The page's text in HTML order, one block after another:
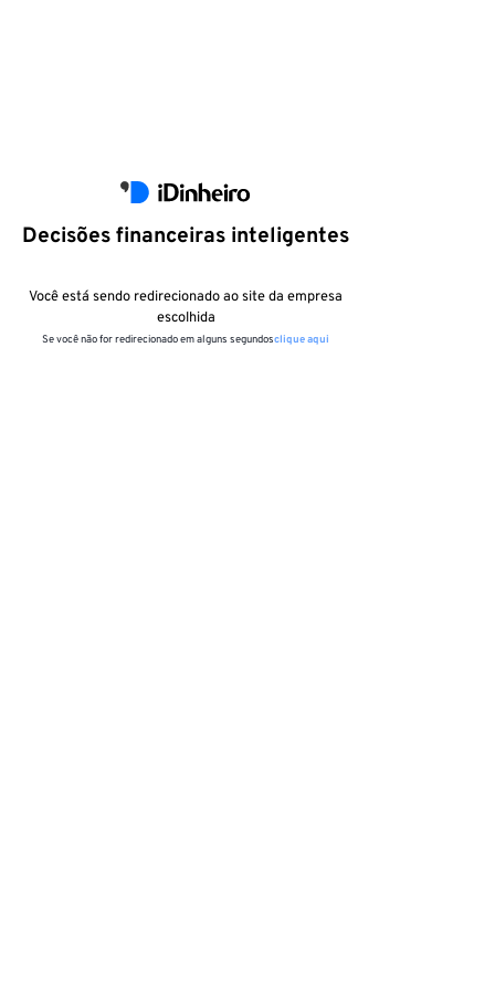
Decisões financeiras inteligentes
Você está sendo redirecionado ao site da empresa
escolhida
Se você não for redirecionado em alguns segundosclique aqui